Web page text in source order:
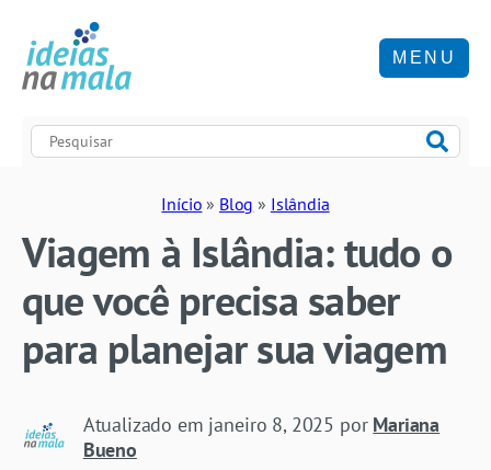
MENU
Início » Blog » Islândia
Viagem à Islândia: tudo o
que você precisa saber
para planejar sua viagem
Atualizado em janeiro 8, 2025 por Mariana
Bueno